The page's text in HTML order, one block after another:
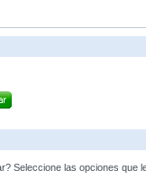
Seleccione las opciones que